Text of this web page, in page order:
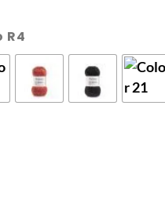
precios:
desde
34,96€
hasta
R4